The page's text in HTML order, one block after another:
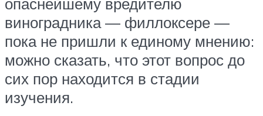
виноградника — филлоксере —
пока не пришли к единому мнению:
можно сказать, что этот вопрос до
сих пор находится в стадии
изучения.